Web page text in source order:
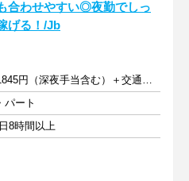
合わせやすい◎夜勤でしっ
げる！/Jb
時給1781～1845円（深夜手当含む）＋交通費支給
パート
8時間以上